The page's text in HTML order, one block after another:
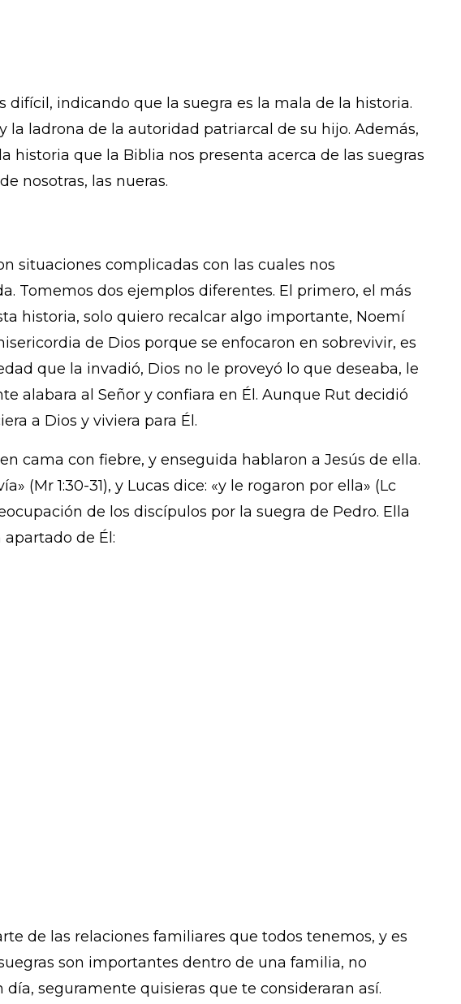
indicando que la suegra es la mala de la historia.
la ladrona de la autoridad patriarcal de su hijo. Además,
historia que la Biblia nos presenta acerca de las suegras
nosotras, las nueras.
situaciones complicadas con las cuales nos
Tomemos dos ejemplos diferentes. El primero, el más
historia, solo quiero recalcar algo importante, Noemí
de Dios porque se enfocaron en sobrevivir, es
que la invadió, Dios no le proveyó lo que deseaba, le
alabara al Señor y confiara en Él. Aunque Rut decidió
a Dios y viviera para Él.
cama con fiebre, y enseguida hablaron a Jesús de ella.
(Mr 1:30-31), y Lucas dice: «y le rogaron por ella» (Lc
de los discípulos por la suegra de Pedro. Ella
de Él:
de las relaciones familiares que todos tenemos, y es
son importantes dentro de una familia, no
seguramente quisieras que te consideraran así.